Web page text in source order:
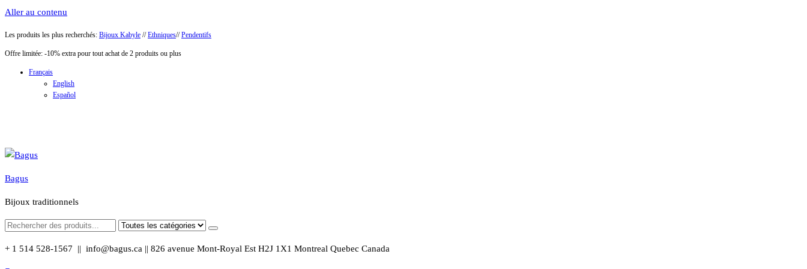
Aller au contenu
Les produits les plus recherchés: Bijoux Kabyle //Ethniques//Pendentifs
Offre limitée: -10% extra pour tout achat de 2 produits ou plus
Français
English
Español
Bagus
Bijoux traditionnels
+ 1 514 528-1567 || info@bagus.ca || 826 avenue Mont-Royal Est H2J 1X1 Montreal Quebec Canada